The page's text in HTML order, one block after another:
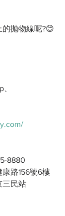
抛物線呢?😊
8880
路156號6樓
三民站